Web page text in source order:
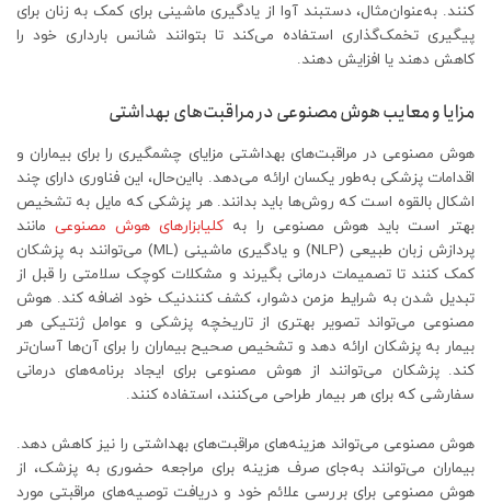
کنند. به‌عنوان‌مثال، دستبند آوا از یادگیری ماشینی برای کمک به زنان برای
پیگیری تخمک‌گذاری استفاده می‌کند تا بتوانند شانس بارداری خود را
کاهش دهند یا افزایش دهند.
مزایا و معایب هوش مصنوعی در مراقبت‌های بهداشتی
هوش مصنوعی در مراقبت‌های بهداشتی مزایای چشمگیری را برای بیماران و
اقدامات پزشکی به‌طور یکسان ارائه می‌دهد. بااین‌حال، این فناوری دارای چند
اشکال بالقوه است که روش‌ها باید بدانند. هر پزشکی که مایل به تشخیص
بهتر است باید هوش مصنوعی را به کلیابزارهای هوش مصنوعیمانند
پردازش زبان طبیعی (NLP) و یادگیری ماشینی (ML) می‌توانند به پزشکان
کمک کنند تا تصمیمات درمانی بگیرند و مشکلات کوچک سلامتی را قبل از
تبدیل شدن به شرایط مزمن دشوار، کشف کنندنیک خود اضافه کند. هوش
مصنوعی می‌تواند تصویر بهتری از تاریخچه پزشکی و عوامل ژنتیکی هر
بیمار به پزشکان ارائه دهد و تشخیص صحیح بیماران را برای آن‌ها آسان‌تر
کند. پزشکان می‌توانند از هوش مصنوعی برای ایجاد برنامه‌های درمانی
سفارشی که برای هر بیمار طراحی می‌کنند، استفاده کنند.
هوش مصنوعی می‌تواند هزینه‌های مراقبت‌های بهداشتی را نیز کاهش دهد.
بیماران می‌توانند به‌جای صرف هزینه برای مراجعه حضوری به پزشک، از
هوش مصنوعی برای بررسی علائم خود و دریافت توصیه‌های مراقبتی مورد